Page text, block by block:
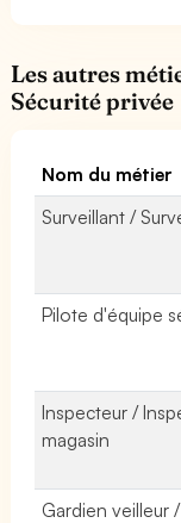
Les autres
Sécurité privée
Nom du métier
Surveillant /
Pilote d'équipe
Inspecteur /
magasin
Gardien veilleur